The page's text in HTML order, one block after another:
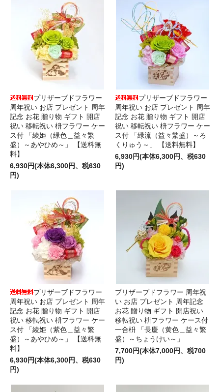
プリザーブドフラワー
周年祝い お店 プレゼント 周年
記念 お花 贈り物 ギフト 開店
祝い 移転祝い 枡フラワー ケー
ス付 「綾姫（緑色＿益々繁
盛）～あやひめ～」 【送料無
料】
6,930円(本体6,300円、税630
円)
プリザーブドフラワー
周年祝い お店 プレゼント 周年
記念 お花 贈り物 ギフト 開店
祝い 移転祝い 枡フラワー ケー
ス付 「緑流（益々繁盛）～ろ
くりゅう～」 【送料無料】
6,930円(本体6,300円、税630
円)
プリザーブドフラワー
周年祝い お店 プレゼント 周年
記念 お花 贈り物 ギフト 開店
祝い 移転祝い 枡フラワー ケー
ス付 「綾姫（紫色＿益々繁
盛）～あやひめ～」 【送料無
料】
6,930円(本体6,300円、税630
円)
プリザーブドフラワー 周年祝
い お店 プレゼント 周年記念
お花 贈り物 ギフト 開店祝い
移転祝い 枡フラワー ケース付
一合枡 「長慶（黄色＿益々繁
盛）～ちょうけい～」
7,700円(本体7,000円、税700
円)